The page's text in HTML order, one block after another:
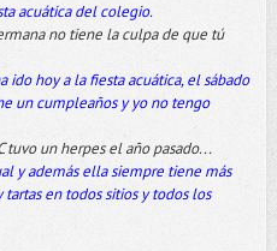
acuática del colegio.
no tiene la culpa de que tú
ido hoy a la fiesta acuática, el sábado
un cumpleaños y yo no tengo
tuvo un herpes el año pasado...
y además ella siempre tiene más
en todos sitios y todos los